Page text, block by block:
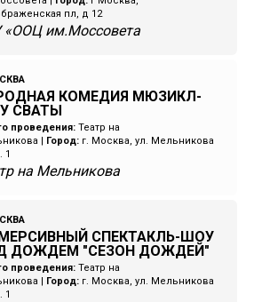
пл, д 12
«ООЦ им.Моссовета
КОМЕДИЯ МЮЗИКЛ-
СВАТЫ
проведения: Театр на
Город: г. Москва, ул. Мельникова
1
на Мельникова
СПЕКТАКЛЬ-ШОУ
ДОЖДЕМ "СЕЗОН ДОЖДЕЙ"
проведения: Театр на
Город: г. Москва, ул. Мельникова
1